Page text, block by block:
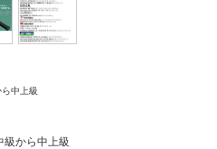
中上級
級から中上級